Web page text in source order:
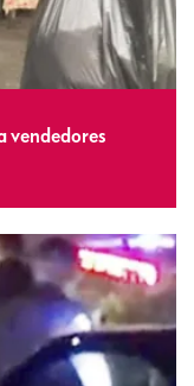
vendedores